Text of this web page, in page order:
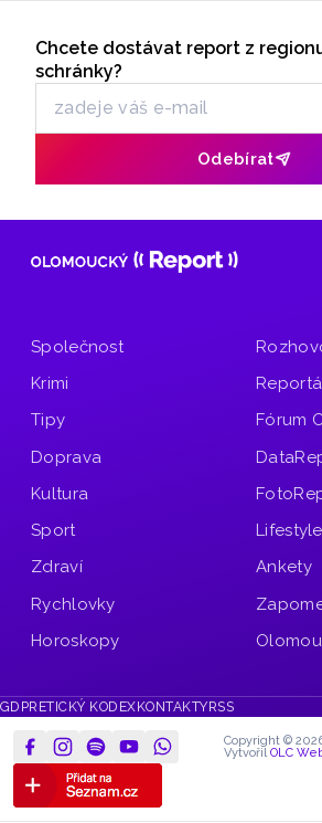
Odběr newsletteru
Chcete dostávat report z
schránky?
Odebírat
Společnost
Krimi
Tipy
Doprava
Kultura
Sport
Zdraví
Rychlovky
Horoskopy
Fórum
Lifestyle
Ankety
GDPR ETICKÝ KODEX KONTAKTY RSS
Copyright ©
VytvořilOLC